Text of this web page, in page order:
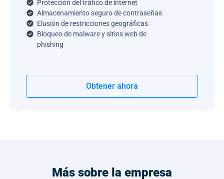
Protección del tráfico de internet
Almacenamiento seguro de contraseñas
Elusión de restricciones geográficas
Bloqueo de malware y sitios web de
phishing
Obtener ahora
Más sobre la empresa